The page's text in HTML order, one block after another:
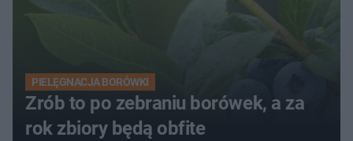
PIELĘGNACJA BORÓWKI
Zrób to po zebraniu borówek, a za
rok zbiory będą obfite